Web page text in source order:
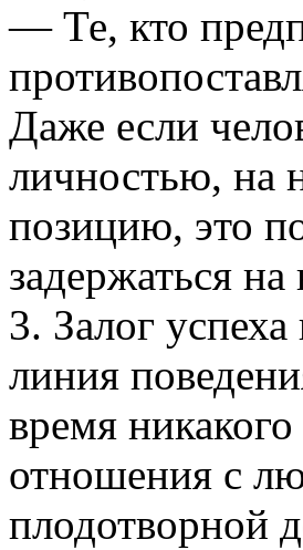
— Те, кто
Даже если
личностью, на
позицию, это
задержаться
3. Залог
линия
время
отношения с
плодотворной